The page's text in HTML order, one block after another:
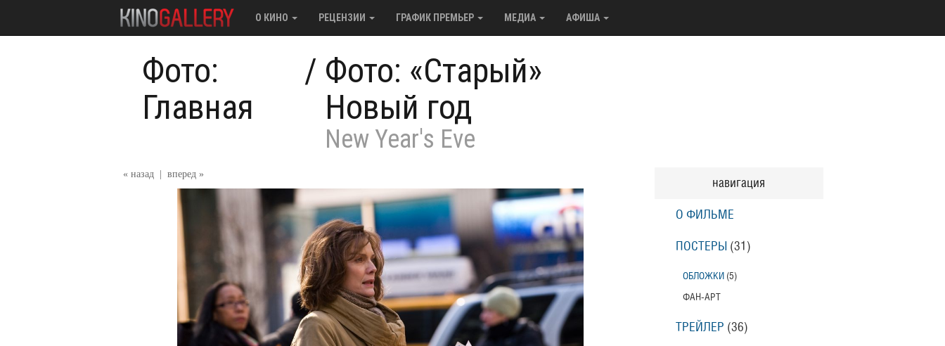
О КИНО РЕЦЕНЗИИ ГРАФИК ПРЕМЬЕР МЕДИА АФИША
Фото:
Главная
/ Фото: «Старый»
Новый год
New Year's Eve
« назад вперед »
навигация
О ФИЛЬМЕ
ПОСТЕРЫ (31)
ОБЛОЖКИ (5)
ФАН-АРТ
ТРЕЙЛЕР (36)